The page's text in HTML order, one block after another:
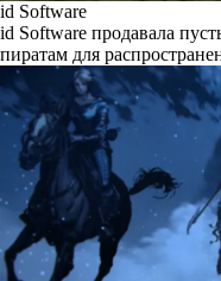
id Software
id Software продавала
пиратам для